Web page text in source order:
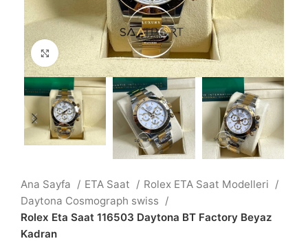
Büyütmek için tıklayın
Ana Sayfa ETA Saat
Rolex ETA Saat Modelleri
Daytona Cosmograph swiss
Rolex Eta Saat 116503 Daytona BT Factory Beyaz
Kadran